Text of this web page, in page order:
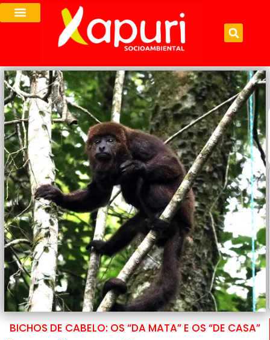
BICHOS DE CABELO: OS “DA MATA” E OS “DE CASA”